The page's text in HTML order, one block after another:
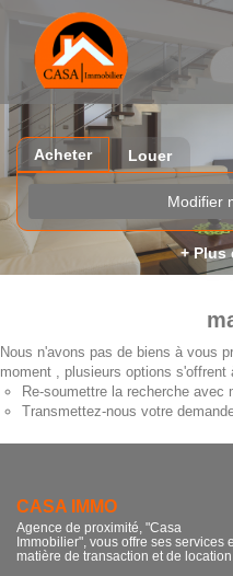
Acheter Louer
Modifier
+ Plus
Nous n'avons pas de biens à vous
moment , plusieurs options s'offrent
Re-soumettre la recherche avec
Transmettez-nous votre
CASA IMMO
Agence de proximité, "Casa
Immobilier", vous offre ses services
matière de transaction et de